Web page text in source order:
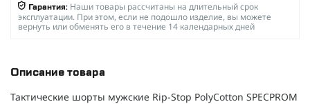
Гарантия: Наши товары рассчитаны на длительный срок
эксплуатации. При этом, если не подошло изделие, вы можете
вернуть или обменять его в течение 14 календарных дней
Описание товара
Тактические шорты мужские Rip-Stop PolyCotton SPECPROM